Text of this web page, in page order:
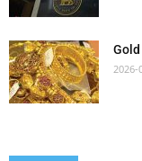
Gold
2026-